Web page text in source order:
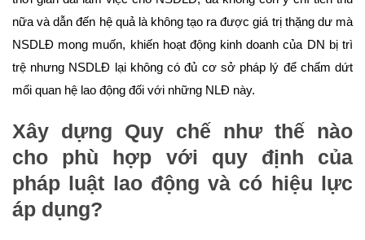
nữa và dẫn đến hệ quả là không tạo ra được giá trị thặng dư mà
NSDLĐ mong muốn, khiến hoạt động kinh doanh của DN bị trì
trệ nhưng NSDLĐ lại không có đủ cơ sở pháp lý để chấm dứt
mối quan hệ lao động đối với những NLĐ này.
Xây dựng Quy chế như thế nào
cho phù hợp với quy định của
pháp luật lao độngvà có hiệu lực
áp dụng?